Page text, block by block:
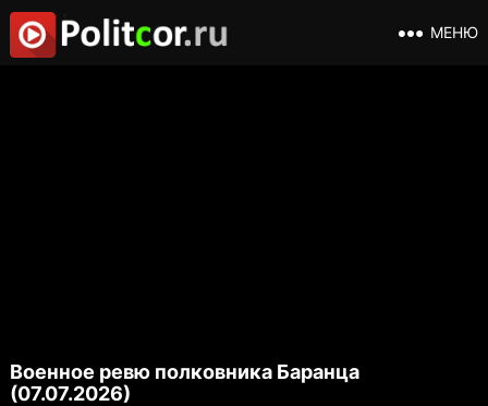
МЕНЮ
Военное ревю полковника Баранца
(07.07.2026)